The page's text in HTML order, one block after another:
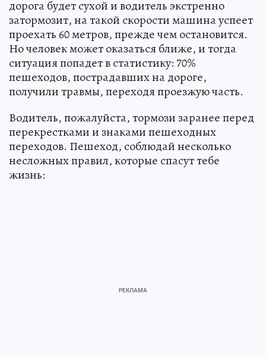
дорога будет сухой и водитель экстренно
затормозит, на такой скорости машина успеет
проехать 60 метров, прежде чем остановится.
Но человек может оказаться ближе, и тогда
ситуация попадет в статистику: 70%
пешеходов, пострадавших на дороге,
получили травмы, переходя проезжую часть.
Водитель, пожалуйста, тормози заранее перед
перекрестками и знаками пешеходных
переходов. Пешеход, соблюдай несколько
несложных правил, которые спасут тебе
жизнь: